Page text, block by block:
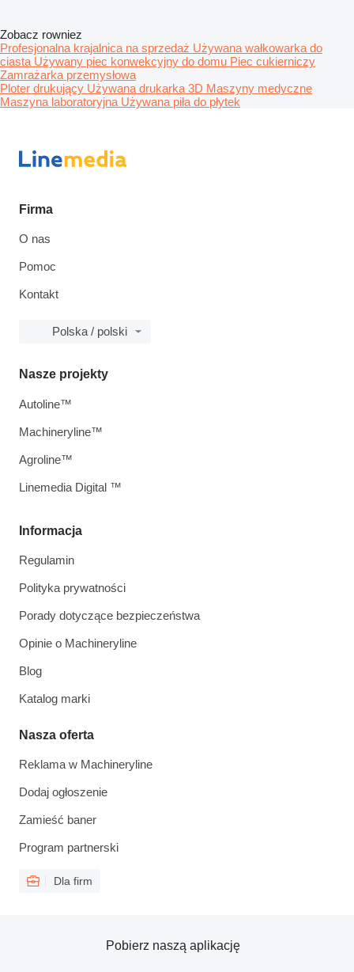
Zobacz rowniez
Profesjonalna krajalnica na sprzedaż Używana wałkowarka do
ciasta Używany piec konwekcyjny do domu Piec cukierniczy
Zamrażarka przemysłowa
Ploter drukujący Używana drukarka 3D Maszyny medyczne
Maszyna laboratoryjna Używana piła do płytek
Firma
O nas
Pomoc
Kontakt
Polska / polski
Informacja
Regulamin
Polityka prywatności
Porady dotyczące bezpieczeństwa
Opinie o Machineryline
Blog
Katalog marki
Nasza oferta
Reklama w Machineryline
Dodaj ogłoszenie
Zamieść baner
Program partnerski
Dla firm
Nasze projekty
Autoline™
Machineryline™
Agroline™
Linemedia Digital ™
Pobierz naszą aplikację